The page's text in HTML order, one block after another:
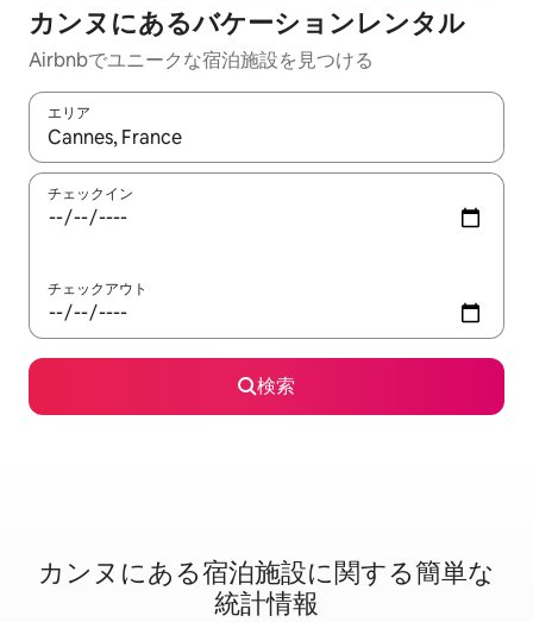
カンヌにあるバケーションレンタル
Airbnbでユニークな宿泊施設を見つける
エリア
検索結果が表示されたら、上下の矢印キーを使って移動するか
チェックイン
チェックアウト
検索
カンヌに⁠あ⁠る宿⁠泊⁠施⁠設⁠に関⁠す⁠る簡⁠単⁠な
統⁠計⁠情⁠報